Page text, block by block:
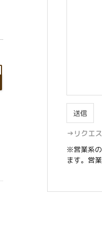
→リクエ
※営業系
ます。営